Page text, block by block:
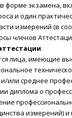
форме экзамена,
и один
измерений (в
членов
лица, имеющие
или среднее
диплома о
измерений)